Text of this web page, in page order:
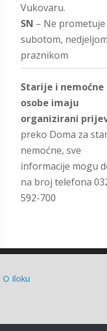
Vukovaru.
SN – Ne prometuje
subotom,
praznikom
Starije i nemoćne
osobe imaju
organizirani
preko Doma za
nemoćne, sve
informacije mogu
na broj telefona
592-700
O Iloku